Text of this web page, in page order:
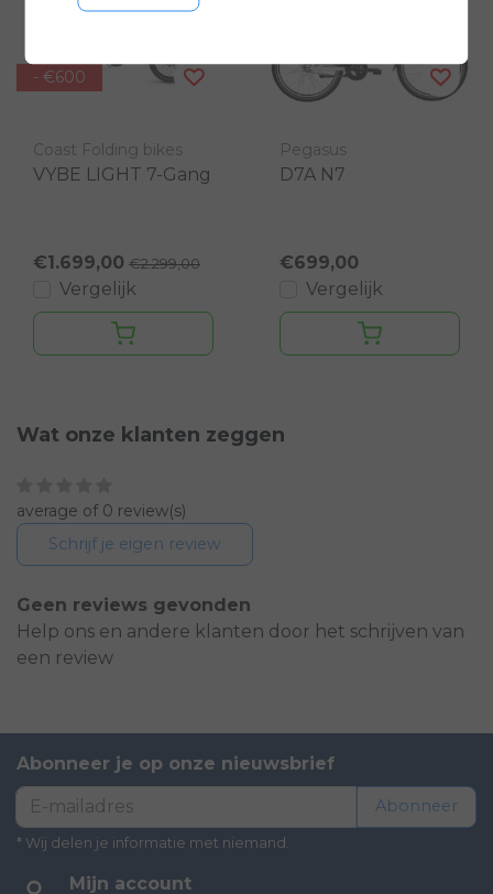
- €600
Coast Folding bikes
VYBE LIGHT 7-Gang
€1.699,00 €2.299,00
Vergelijk
Pegasus
D7A N7
€699,00
Vergelijk
Wat onze klanten zeggen
average of 0 review(s)
Schrijf je eigen review
Geen reviews gevonden
Help ons en andere klanten door het schrijven van
een review
Abonneer je op onze nieuwsbrief
Abonneer
* Wij delen je informatie met niemand.
Mijn account